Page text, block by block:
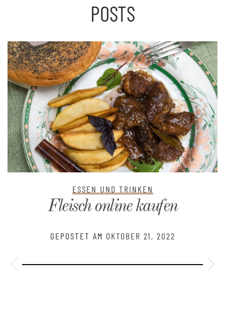
POSTS
ESSEN UND TRINKEN
Fleisch online kaufen
GEPOSTET AM OKTOBER 21, 2022